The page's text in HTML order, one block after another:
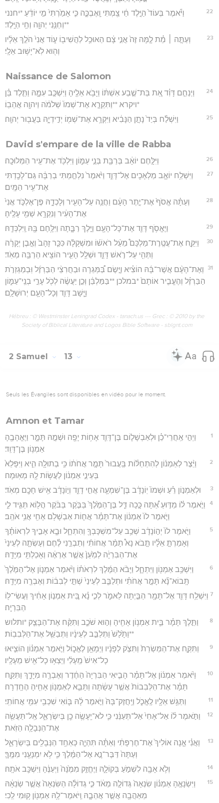
22
וַיֹּ֕אמֶר בְּעוֹד֙ הַיֶּ֣לֶד חַ֔י צַ֖מְתִּי וָֽאֶבְכֶּ֑ה כִּ֤י אָמַ֙רְתִּי֙ מִ֣י יוֹדֵ֔עַ *יחנני
**וְחַנַּ֥נִי יְהוָ֖ה וְחַ֥י הַיָּֽלֶד׃
23
וְעַתָּ֣ה ׀ מֵ֗ת לָ֤מָּה זֶּה֙ אֲנִ֣י צָ֔ם הַאוּכַ֥ל לַהֲשִׁיב֖וֹ ע֑וֹד אֲנִי֙ הֹלֵ֣ךְ אֵלָ֔יו
וְה֖וּא לֹֽא־יָשׁ֥וּב אֵלָֽי׃
Naissance de Salomon
24
וַיְנַחֵ֣ם דָּוִ֗ד אֵ֚ת בַּת־שֶׁ֣בַע אִשְׁתּ֔וֹ וַיָּבֹ֥א אֵלֶ֖יהָ וַיִּשְׁכַּ֣ב עִמָּ֑הּ וַתֵּ֣לֶד בֵּ֗ן
*ויקרא **וַתִּקְרָ֤א אֶת־שְׁמוֹ֙ שְׁלֹמֹ֔ה וַיהוָ֖ה אֲהֵבֽוֹ׃
25 וַיִּשְׁלַ֗ח בְּיַד֙ נָתָ֣ן הַנָּבִ֔יא וַיִּקְרָ֥א אֶת־שְׁמ֖וֹ יְדִ֣ידְיָ֑הּ בַּעֲב֖וּר יְהוָֽה׃
David s'empare de la ville de Rabba
26 וַיִּלָּ֣חֶם יוֹאָ֔ב בְּרַבַּ֖ת בְּנֵ֣י עַמּ֑וֹן וַיִּלְכֹּ֖ד אֶת־עִ֥יר הַמְּלוּכָֽה׃
27
וַיִּשְׁלַ֥ח יוֹאָ֛ב מַלְאָכִ֖ים אֶל־דָּוִ֑ד וַיֹּ֙אמֶר֙ נִלְחַ֣מְתִּי בְרַבָּ֔ה גַּם־לָכַ֖דְתִּי
אֶת־עִ֥יר הַמָּֽיִם׃
28
וְעַתָּ֗ה אֱסֹף֙ אֶת־יֶ֣תֶר הָעָ֔ם וַחֲנֵ֥ה עַל־הָעִ֖יר וְלָכְדָ֑הּ פֶּן־אֶלְכֹּ֤ד אֲנִי֙
אֶת־הָעִ֔יר וְנִקְרָ֥א שְׁמִ֖י עָלֶֽיהָ׃
29 וַיֶּאֱסֹ֥ף דָּוִ֛ד אֶת־כָּל־הָעָ֖ם וַיֵּ֣לֶךְ רַבָּ֑תָה וַיִּלָּ֥חֶם בָּ֖הּ וַֽיִּלְכְּדָֽהּ׃
30
וַיִּקַּ֣ח אֶת־עֲטֶֽרֶת־מַלְכָּם֩ מֵעַ֨ל רֹאשׁ֜וֹ וּמִשְׁקָלָ֨הּ כִּכַּ֤ר זָהָב֙ וְאֶ֣בֶן יְקָרָ֔ה
וַתְּהִ֖י עַל־רֹ֣אשׁ דָּוִ֑ד וּשְׁלַ֥ל הָעִ֛יר הוֹצִ֖יא הַרְבֵּ֥ה מְאֹֽד׃
31
וְאֶת־הָעָ֨ם אֲשֶׁר־בָּ֜הּ הוֹצִ֗יא וַיָּ֣שֶׂם בַּ֠מְּגֵרָה וּבַחֲרִצֵ֨י הַבַּרְזֶ֜ל וּֽבְמַגְזְרֹ֣ת
הַבַּרְזֶ֗ל וְהֶעֱבִ֤יר אוֹתָם֙ *במלכן **בַּמַּלְבֵּ֔ן וְכֵ֣ן יַעֲשֶׂ֔ה לְכֹ֖ל עָרֵ֣י בְנֵֽי־עַמּ֑וֹן
וַיָּ֧שָׁב דָּוִ֛ד וְכָל־הָעָ֖ם יְרוּשָׁלִָֽם׃
Hébreu : © Westminster Leningrad Codex - tanach.us --- Grec : © 2010 by the
Society of Biblical Literature and Logos Bible Software - sblgnt.com
2 Samuel 13
Seuls les Évangiles sont disponibles en vidéo pour le moment.
Amnon et Tamar
1
וַיְהִ֣י אַֽחֲרֵי־כֵ֗ן וּלְאַבְשָׁל֧וֹם בֶּן־דָּוִ֛ד אָח֥וֹת יָפָ֖ה וּשְׁמָ֣הּ תָּמָ֑ר וַיֶּאֱהָבֶ֖הָ
אַמְנ֥וֹן בֶּן־דָּוִֽד׃
2
וַיֵּ֨צֶר לְאַמְנ֜וֹן לְהִתְחַלּ֗וֹת בַּֽעֲבוּר֙ תָּמָ֣ר אֲחֹת֔וֹ כִּ֥י בְתוּלָ֖ה הִ֑יא וַיִּפָּלֵא֙
בְּעֵינֵ֣י אַמְנ֔וֹן לַעֲשׂ֥וֹת לָ֖הּ מְאֽוּמָה׃
3 וּלְאַמְנ֣וֹן רֵ֗עַ וּשְׁמוֹ֙ יֽוֹנָדָ֔ב בֶּן־שִׁמְעָ֖ה אֲחִ֣י דָוִ֑ד וְי֣וֹנָדָ֔ב אִ֥ישׁ חָכָ֖ם מְאֹֽד׃
4
וַיֹּ֣אמֶר ל֗וֹ מַדּ֣וּעַ אַ֠תָּה כָּ֣כָה דַּ֤ל בֶּן־הַמֶּ֙לֶךְ֙ בַּבֹּ֣קֶר בַּבֹּ֔קֶר הֲל֖וֹא תַּגִּ֣יד לִ֑י
וַיֹּ֤אמֶר לוֹ֙ אַמְנ֔וֹן אֶת־תָּמָ֗ר אֲח֛וֹת אַבְשָׁלֹ֥ם אָחִ֖י אֲנִ֥י אֹהֵֽב׃
5
וַיֹּ֤אמֶר לוֹ֙ יְה֣וֹנָדָ֔ב שְׁכַ֥ב עַל־מִשְׁכָּבְךָ֖ וְהִתְחָ֑ל וּבָ֧א אָבִ֣יךָ לִרְאוֹתֶ֗ךָ
וְאָמַרְתָּ֣ אֵלָ֡יו תָּ֣בֹא נָא֩ תָמָ֨ר אֲחוֹתִ֜י וְתַבְרֵ֣נִי לֶ֗חֶם וְעָשְׂתָ֤ה לְעֵינַי֙
אֶת־הַבִּרְיָ֔ה לְמַ֙עַן֙ אֲשֶׁ֣ר אֶרְאֶ֔ה וְאָכַלְתִּ֖י מִיָּדָֽהּ׃
6
וַיִּשְׁכַּ֥ב אַמְנ֖וֹן וַיִּתְחָ֑ל וַיָּבֹ֨א הַמֶּ֜לֶךְ לִרְאֹת֗וֹ וַיֹּ֨אמֶר אַמְנ֤וֹן אֶל־הַמֶּ֙לֶךְ֙
תָּֽבוֹא־נָ֞א תָּמָ֣ר אֲחֹתִ֗י וּתְלַבֵּ֤ב לְעֵינַי֙ שְׁתֵּ֣י לְבִב֔וֹת וְאֶבְרֶ֖ה מִיָּדָֽהּ׃
7 וַיִּשְׁלַ֥ח דָּוִ֛ד אֶל־תָּמָ֖ר הַבַּ֣יְתָה לֵאמֹ֑ר לְכִ֣י נָ֗א בֵּ֚ית אַמְנ֣וֹן אָחִ֔יךְ וַעֲשִׂי־ל֖וֹ
הַבִּרְיָֽה׃
8
וַתֵּ֣לֶךְ תָּמָ֗ר בֵּ֛ית אַמְנ֥וֹן אָחִ֖יהָ וְה֣וּא שֹׁכֵ֑ב וַתִּקַּ֨ח אֶת־הַבָּצֵ֤ק *ותלוש
**וַתָּ֙לָשׁ֙ וַתְּלַבֵּ֣ב לְעֵינָ֔יו וַתְּבַשֵּׁ֖ל אֶת־הַלְּבִבֽוֹת׃
9
וַתִּקַּ֤ח אֶת־הַמַּשְׂרֵת֙ וַתִּצֹ֣ק לְפָנָ֔יו וַיְמָאֵ֖ן לֶאֱכ֑וֹל וַיֹּ֣אמֶר אַמְנ֗וֹן הוֹצִ֤יאוּ
כָל־אִישׁ֙ מֵֽעָלַ֔י וַיֵּצְא֥וּ כָל־אִ֖ישׁ מֵעָלָֽיו׃
10
וַיֹּ֨אמֶר אַמְנ֜וֹן אֶל־תָּמָ֗ר הָבִ֤יאִי הַבִּרְיָה֙ הַחֶ֔דֶר וְאֶבְרֶ֖ה מִיָּדֵ֑ךְ וַתִּקַּ֣ח
תָּמָ֗ר אֶת־הַלְּבִבוֹת֙ אֲשֶׁ֣ר עָשָׂ֔תָה וַתָּבֵ֛א לְאַמְנ֥וֹן אָחִ֖יהָ הֶחָֽדְרָה׃
11 וַתַּגֵּ֥שׁ אֵלָ֖יו לֶֽאֱכֹ֑ל וַיַּֽחֲזֶק־בָּהּ֙ וַיֹּ֣אמֶר לָ֔הּ בּ֛וֹאִי שִׁכְבִ֥י עִמִּ֖י אֲחוֹתִֽי׃
12
וַתֹּ֣אמֶר ל֗וֹ אַל־אָחִי֙ אַל־תְּעַנֵּ֔נִי כִּ֛י לֹא־יֵֽעָשֶׂ֥ה כֵ֖ן בְּיִשְׂרָאֵ֑ל אַֽל־תַּעֲשֵׂ֖ה
אֶת־הַנְּבָלָ֥ה הַזֹּֽאת׃
13
וַאֲנִ֗י אָ֤נָה אוֹלִיךְ֙ אֶת־חֶרְפָּתִ֔י וְאַתָּ֗ה תִּהְיֶ֛ה כְּאַחַ֥ד הַנְּבָלִ֖ים בְּיִשְׂרָאֵ֑ל
וְעַתָּה֙ דַּבֶּר־נָ֣א אֶל־הַמֶּ֔לֶךְ כִּ֛י לֹ֥א יִמְנָעֵ֖נִי מִמֶּֽךָּ׃
14 וְלֹ֥א אָבָ֖ה לִשְׁמֹ֣עַ בְּקוֹלָ֑הּ וַיֶּחֱזַ֤ק מִמֶּ֙נָּה֙ וַיְעַנֶּ֔הָ וַיִּשְׁכַּ֖ב אֹתָֽהּ׃
15
וַיִּשְׂנָאֶ֣הָ אַמְנ֗וֹן שִׂנְאָה֙ גְּדוֹלָ֣ה מְאֹ֔ד כִּ֣י גְדוֹלָ֗ה הַשִּׂנְאָה֙ אֲשֶׁ֣ר שְׂנֵאָ֔הּ
מֵאַהֲבָ֖ה אֲשֶׁ֣ר אֲהֵבָ֑הּ וַֽיֹּאמֶר־לָ֥הּ אַמְנ֖וֹן ק֥וּמִי לֵֽכִי׃